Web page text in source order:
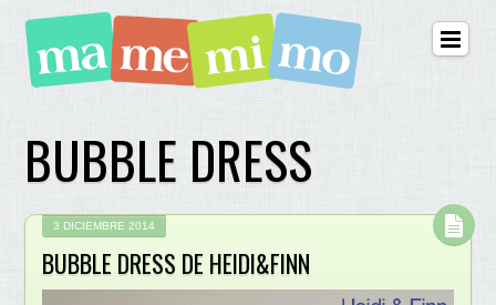
BUBBLE DRESS
3 DICIEMBRE 2014
BUBBLE DRESS DE HEIDI&FINN